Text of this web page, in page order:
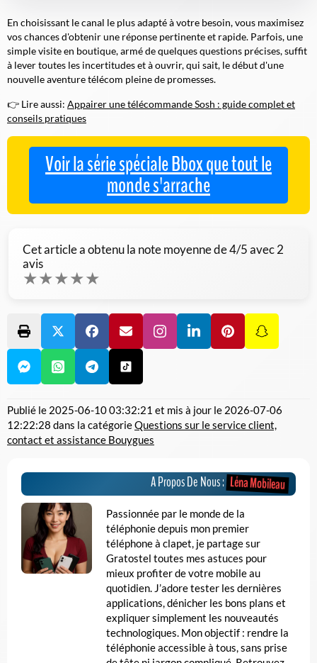
En choisissant le canal le plus adapté à votre besoin, vous maximisez
vos chances d'obtenir une réponse pertinente et rapide. Parfois, une
simple visite en boutique, armé de quelques questions précises, suffit
à lever toutes les incertitudes et à ouvrir, qui sait, le début d'une
nouvelle aventure télécom pleine de promesses.
👉 Lire aussi: Appairer une télécommande Sosh : guide complet et
conseils pratiques
Voir la série spéciale Bbox que tout le
monde s'arrache
Cet article a obtenu la note moyenne de4/5 avec2
avis
★★★★★
Publié le 2025-06-10 03:32:21 et mis à jour le 2026-07-06
12:22:28 dans la catégorieQuestions sur le service client,
contact et assistance Bouygues
A Propos De Nous :Léna Mobileau
Passionnée par le monde de la
téléphonie depuis mon premier
téléphone à clapet, je partage sur
Gratostel toutes mes astuces pour
mieux profiter de votre mobile au
quotidien. J’adore tester les dernières
applications, dénicher les bons plans et
expliquer simplement les nouveautés
technologiques. Mon objectif : rendre la
téléphonie accessible à tous, sans prise